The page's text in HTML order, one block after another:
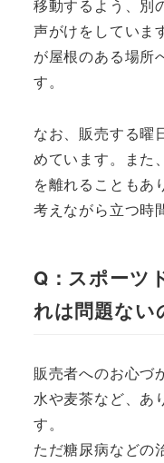
移動するよう、別
声がけをしていま
が屋根のある場所
す。
なお、販売する曜
めています。また
を離れることもあ
考えながら立つ時
Q：スポーツ
れは問題ない
販売者へのお心づ
水や麦茶など、あ
す。
ただ糖尿病などの